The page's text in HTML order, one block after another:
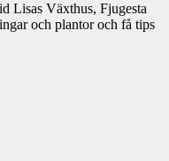
Lisas Växthus, Fjugesta
och plantor och få tips